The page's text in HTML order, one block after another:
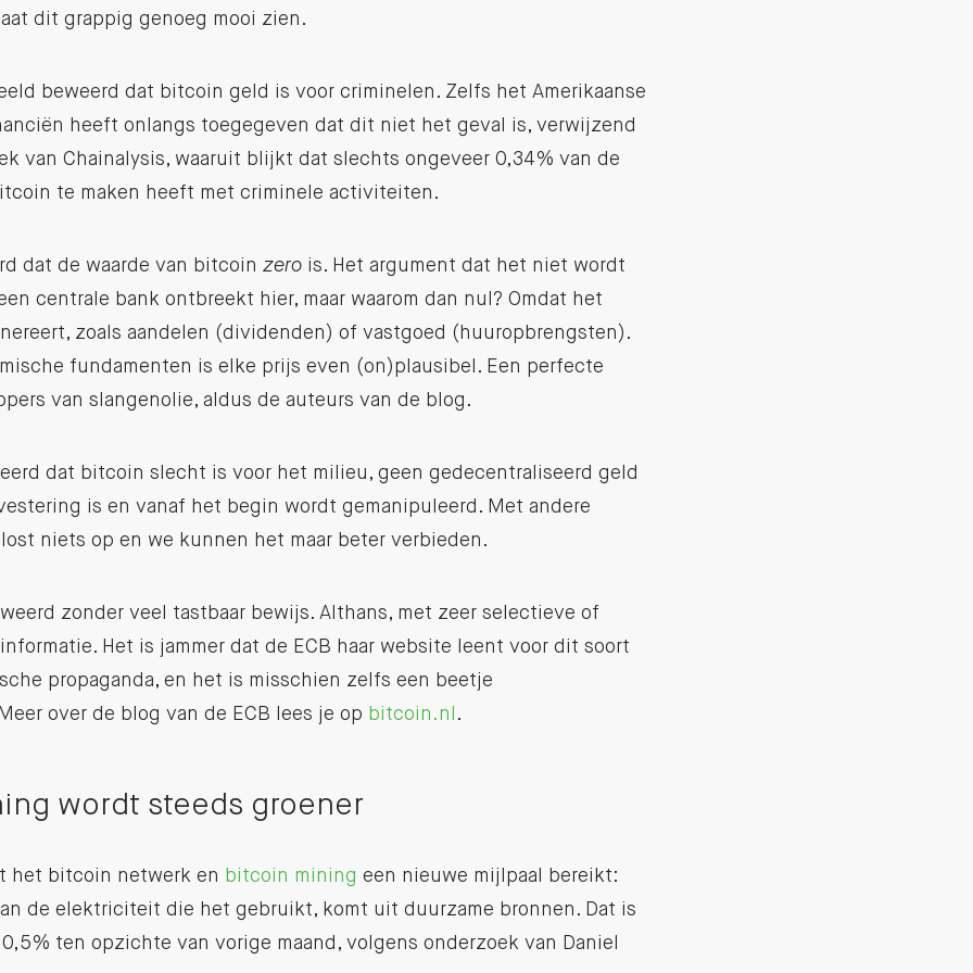
dit grappig genoeg mooi zien.
beweerd dat bitcoin geld is voor criminelen. Zelfs het Amerikaanse
heeft onlangs toegegeven dat dit niet het geval is, verwijzend
van Chainalysis, waaruit blijkt dat slechts ongeveer 0,34% van de
te maken heeft met criminele activiteiten.
dat de waarde van bitcoin zerois. Het argument dat het niet wordt
centrale bank ontbreekt hier, maar waarom dan nul? Omdat het
zoals aandelen (dividenden) of vastgoed (huuropbrengsten).
fundamenten is elke prijs even (on)plausibel. Een perfecte
van slangenolie, aldus de auteurs van de blog.
dat bitcoin slecht is voor het milieu, geen gedecentraliseerd geld
is en vanaf het begin wordt gemanipuleerd. Met andere
niets op en we kunnen het maar beter verbieden.
zonder veel tastbaar bewijs. Althans, met zeer selectieve of
Het is jammer dat de ECB haar website leent voor dit soort
propaganda, en het is misschien zelfs een beetje
over de blog van de ECB lees je op bitcoin.nl .
wordt steeds groener
het bitcoin netwerk en bitcoin mining een nieuwe mijlpaal bereikt:
de elektriciteit die het gebruikt, komt uit duurzame bronnen. Dat is
ten opzichte van vorige maand, volgens onderzoek van Daniel